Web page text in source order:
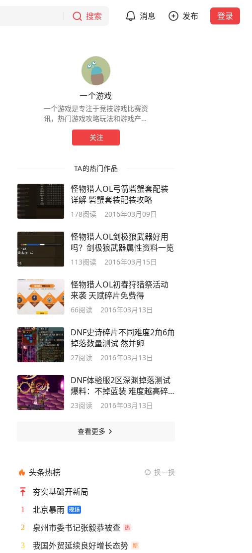
搜索 消息 发布 登录
一个游戏
一个游戏是专注于竞技游戏比赛资
讯，热门游戏攻略玩法和游戏产业
研究的超强原创游戏资讯网站。
关注
TA的热门作品
怪物猎人OL弓箭砦蟹套配装
详解 砦蟹套装配装攻略
178阅读 2016年03月09日
怪物猎人OL剑极狼武器好用
吗？剑极狼武器属性资料一览
113阅读 2016年03月15日
怪物猎人OL初春狩猎祭活动
来袭 天赋碎片免费得
66阅读 2016年03月13日
DNF史诗碎片不同难度2角6角
掉落数量测试 然并卵
27阅读 2016年03月13日
DNF体验服2区深渊掉落测试
爆料：不掉蓝装 难度越高碎
片越多
23阅读 2016年03月13日
查看更多
头条热榜 换一换
夯实基础开新局
1 北京暴雨
2 泉州市委书记张毅恭被查
3 我国外贸延续良好增长态势